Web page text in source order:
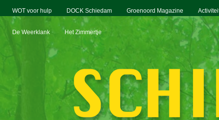
WOT voor hulp DOCK Schiedam Groenoord Magazine
De Weerklank Het Zimmertje